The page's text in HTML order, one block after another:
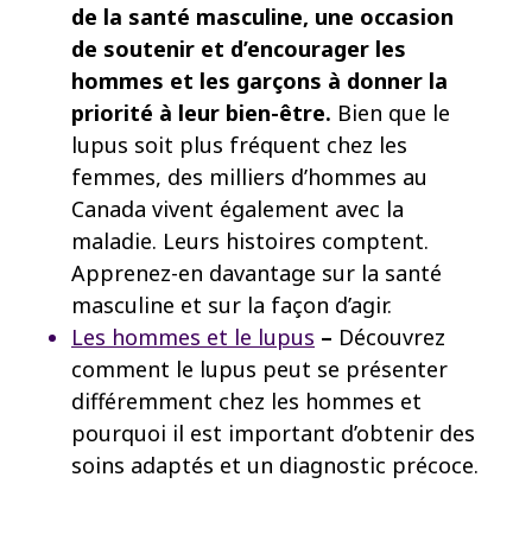
de la santé masculine, une occasion
de soutenir et d’encourager les
hommes et les garçons à donner la
priorité à leur bien-être. Bien que le
lupus soit plus fréquent chez les
femmes, des milliers d’hommes au
Canada vivent également avec la
maladie. Leurs histoires comptent.
Apprenez-en davantage sur la santé
masculine et sur la façon d’agir.
Les hommes et le lupus – Découvrez
comment le lupus peut se présenter
différemment chez les hommes et
pourquoi il est important d’obtenir des
soins adaptés et un diagnostic précoce.